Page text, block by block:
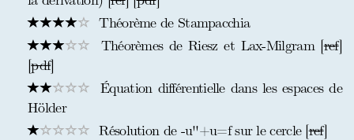
Théorème de Stampacchia
Théorèmes de Riesz et Lax-Milgram [ref]
[pdf]
Équation différentielle dans les espaces de
Hölder
Résolution de -u''+u=f sur le cercle [ref]